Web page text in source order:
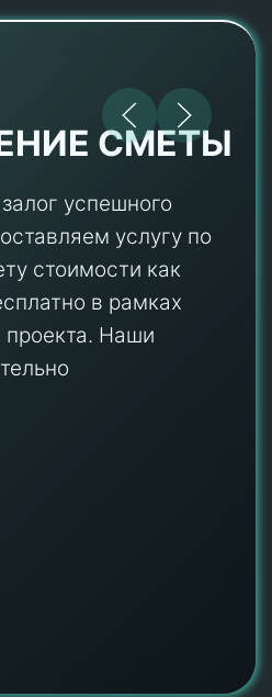
СМЕТЫ
успешного
услугу по
стоимости как
в рамках
проекта. Наши